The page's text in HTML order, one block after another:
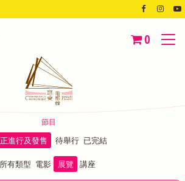
0
節目
進行及發售 待舉行 已完結
所有類型 電影 展覽 講座